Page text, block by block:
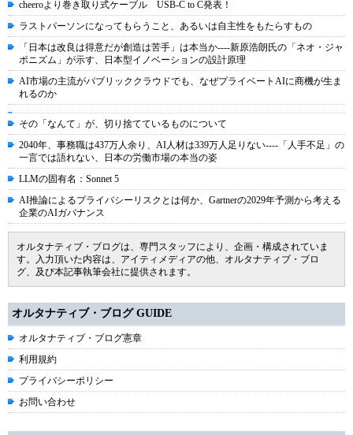
cheeroより巻き取り式ケーブル USB-C to C発表！
ラストパーソンになってもらうこと、あるいは自主性をもたらすもの
「日本は改良は得意だが創造は苦手」は本当か----新原浩朗氏の「ネオ・ジャ
ポニズム」が示す、日本型イノベーションの設計原理
AI市場の主流がパブリッククラウドでも、なぜプライベートAIに商機が生ま
れるのか
その「なんて」が、切り捨てているものについて
2040年、事務職は437万人余り、AI人材は339万人足りない----「人手不足」の
一言では語れない、日本の労働市場の本当の姿
LLMの固有名：Sonnet 5
AI推論によるプライバシーリスクとは何か、Gartnerの2029年予測から考える
企業のAIガバナンス
オルタナティブ・ブログは、専門スタッフにより、企画・構成されていま
す。入力頂いた内容は、アイティメディアの他、オルタナティブ・ブロ
グ、及び本記事執筆会社に提供されます。
オルタナティブ・ブログ GUIDE
オルタナティブ・ブログ憲章
利用規約
プライバシーポリシー
お問い合わせ